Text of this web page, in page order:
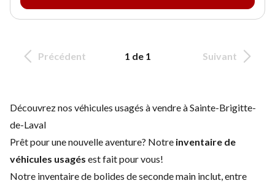
Précédent 1 de 1 Suivant
Découvrez nos véhicules usagés à vendre à Sainte-Brigitte-
de-Laval
Prêt pour une nouvelle aventure? Notre inventaire de
véhicules usagés est fait pour vous!
Notre inventaire de bolides de seconde main inclut, entre